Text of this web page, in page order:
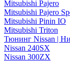
Mitsubishi Pajero
Mitsubishi Pajero
Mitsubishi Pinin IO
Mitsubishi Triton
Тюнинг Nissan |
Nissan 240SX
Nissan 300ZX